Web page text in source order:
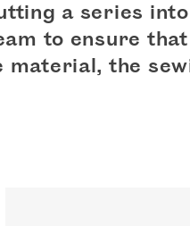
a series
to ensure
the